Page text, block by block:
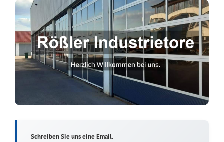
Schreiben Sie uns eine Email.